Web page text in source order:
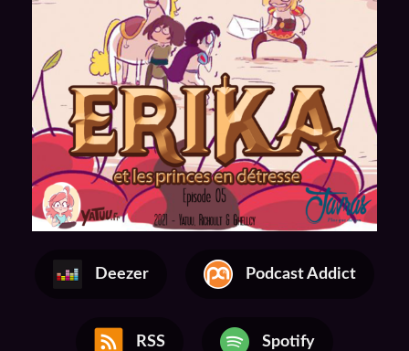
Deezer Podcast Addict
RSS Spotify